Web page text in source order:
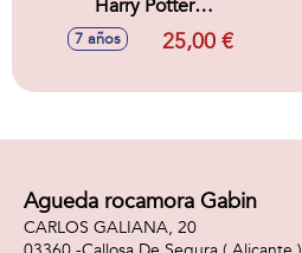
Harry Potter
.Construye y cultiva
la legendaria
en las clases de
Hogwarts..
7 años 25,00 €
Agueda rocamora Gabin
CARLOS GALIANA, 20